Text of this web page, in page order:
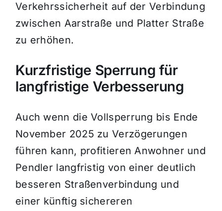
Verkehrssicherheit auf der Verbindung
zwischen Aarstraße und Platter Straße
zu erhöhen.
Kurzfristige Sperrung für
langfristige Verbesserung
Auch wenn die Vollsperrung bis Ende
November 2025 zu Verzögerungen
führen kann, profitieren Anwohner und
Pendler langfristig von einer deutlich
besseren Straßenverbindung und
einer künftig sichereren